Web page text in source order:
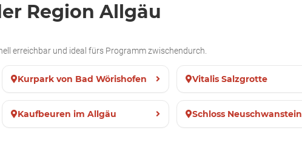
Region Allgäu
erreichbar und ideal fürs Programm zwischendurch.
Kurpark von Bad Wörishofen Vitalis Salzgrotte
Kaufbeuren im Allgäu Schloss Neuschwanstein